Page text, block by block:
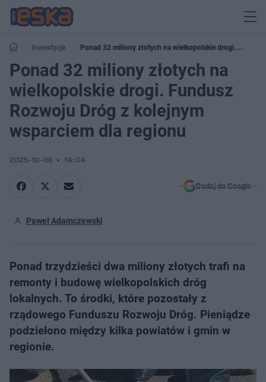
Inwestycje
Ponad 32 miliony złotych na wielkopolskie drogi.
Fundusz Rozwoju Dróg z kolejnym wsparciem dla regionu
Ponad 32 miliony złotych na
wielkopolskie drogi. Fundusz
Rozwoju Dróg z kolejnym
wsparciem dla regionu
2025-10-06 14:04
Dodaj do Google
Paweł Adamczewski
Ponad trzydzieści dwa miliony złotych trafi na
remonty i budowę wielkopolskich dróg
lokalnych. To środki, które pozostały z
rządowego Funduszu Rozwoju Dróg. Pieniądze
podzielono między kilka powiatów i gmin w
regionie.